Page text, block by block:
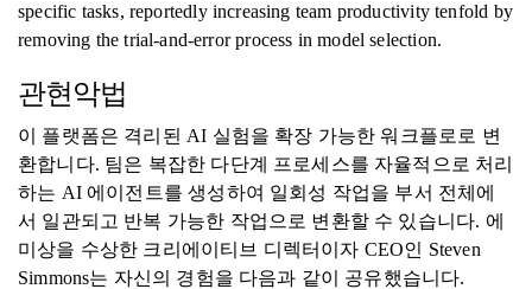
specific tasks, reportedly increasing team productivity tenfold by
removing the trial-and-error process in model selection.
관현악법
이 플랫폼은 격리된 AI 실험을 확장 가능한 워크플로로 변
환합니다. 팀은 복잡한 다단계 프로세스를 자율적으로 처리
하는 AI 에이전트를 생성하여 일회성 작업을 부서 전체에
서 일관되고 반복 가능한 작업으로 변환할 수 있습니다. 에
미상을 수상한 크리에이티브 디렉터이자 CEO인 Steven
Simmons는 자신의 경험을 다음과 같이 공유했습니다.